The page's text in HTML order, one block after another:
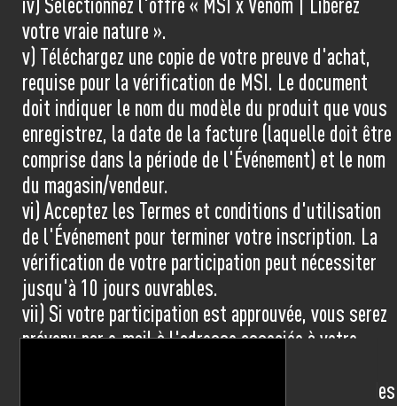
votre vraie nature ».
v) Téléchargez une copie de votre preuve d'achat,
requise pour la vérification de MSI. Le document
doit indiquer le nom du modèle du produit que vous
enregistrez, la date de la facture (laquelle doit être
comprise dans la période de l'Événement) et le nom
du magasin/vendeur.
vi) Acceptez les Termes et conditions d'utilisation
de l'Événement pour terminer votre inscription. La
vérification de votre participation peut nécessiter
jusqu'à 10 jours ouvrables.
vii) Si votre participation est approuvée, vous serez
prévenu par e-mail à l'adresse associée à votre
nécessiter jusqu'à 4 semaines ou plus en raison des